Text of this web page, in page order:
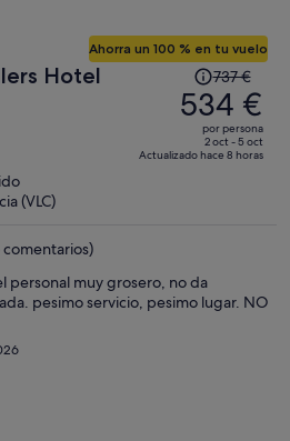
Hotel
Ahorra un 100 % en tu vuelo
precio
era
737 €,
por
persona
737 €
534 €
por persona
2 oct - 5 oct
Actualizado hace 8 horas
(VLC)
comentarios)
personal muy grosero, no da
pesimo servicio, pesimo lugar. NO